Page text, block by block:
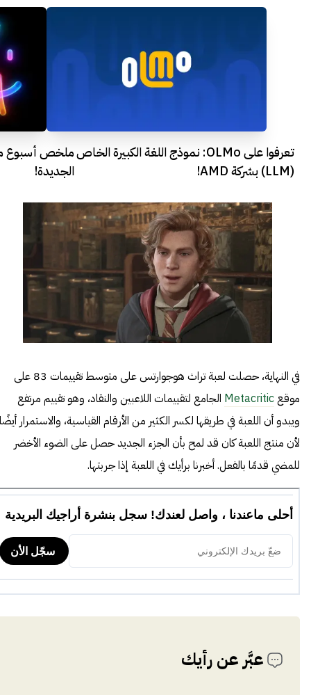
تعرفوا على OLMo: نموذج اللغة الكبيرة الخاص
(LLM) بشركة AMD!
ملخص أسبوع
الجديدة!
في النهاية، حصلت لعبة تراث هوجوارتس على متوسط تقييمات 83 على
موقع Metacritic الجامع لتقييمات اللاعبين والنقاد، وهو تقييم مرتفع
ويبدو أن اللعبة في طريقها لكسر الكثير من الأرقام القياسية، والاستمرار أيضًا
لأن منتج اللعبة كان قد لمح بأن الجزء الجديد حصل على الضوء الأخضر
للمضي قدمًا بالفعل. أخبرنا برأيك في اللعبة إذا جربتها.
عبَّر عن رأيك